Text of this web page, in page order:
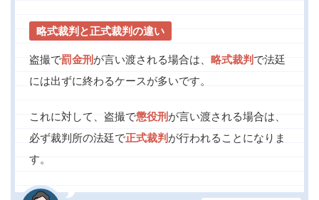
略式裁判と正式裁判の違い
盗撮で罰金刑 が言い渡される場合は、 略式裁判で法廷
には出ずに終わるケースが多いです。
これに対して、盗撮で懲役刑 が言い渡される場合は、
必ず裁判所の法廷で正式裁判 が行われることになりま
す。